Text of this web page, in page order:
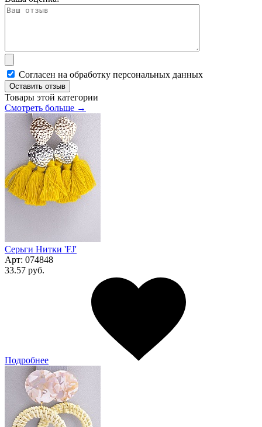
Согласен на обработку персональных данных
Оставить отзыв
Товары этой категории
Смотреть больше →
Серьги Нитки 'FJ'
Арт: 074848
33.57 руб.
Подробнее